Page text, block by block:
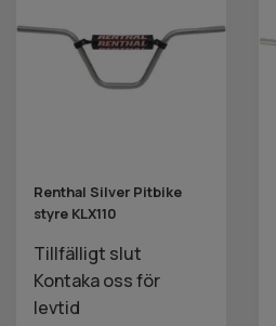
Renthal Silver Pitbike
styre KLX110
Tillfälligt slut
Kontaka oss för
levtid